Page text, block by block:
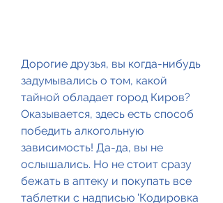
Дорогие друзья, вы когда-нибудь
задумывались о том, какой
тайной обладает город Киров?
Оказывается, здесь есть способ
победить алкогольную
зависимость! Да-да, вы не
ослышались. Но не стоит сразу
бежать в аптеку и покупать все
таблетки с надписью 'Кодировка